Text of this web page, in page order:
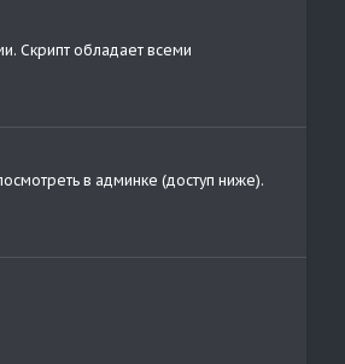
Скрипт обладает всеми
в админке (доступ ниже).